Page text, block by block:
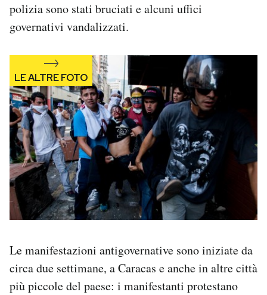
polizia sono stati bruciati e alcuni uffici
governativi vandalizzati.
Le manifestazioni antigovernative sono iniziate da
circa due settimane, a Caracas e anche in altre città
più piccole del paese: i manifestanti protestano